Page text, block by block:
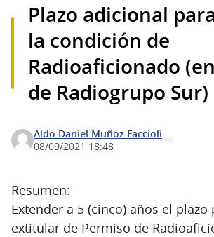
Plazo adicional
la condición de
Radioaficionado
de Radiogrupo Sur)
Aldo Daniel Muñoz Faccioli
08/09/2021 18:48
Resumen:
Extender a 5 (cinco) años el plazo
extitular de Permiso de